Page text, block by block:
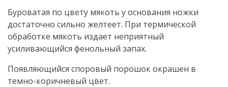
Буроватая по цвету мякоть у основания ножки
достаточно сильно желтеет. При термической
обработке мякоть издает неприятный
усиливающийся фенольный запах.
Появляющийся споровый порошок окрашен в
темно-коричневый цвет.